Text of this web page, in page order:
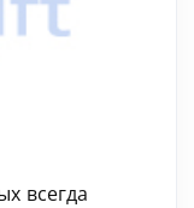
всегда